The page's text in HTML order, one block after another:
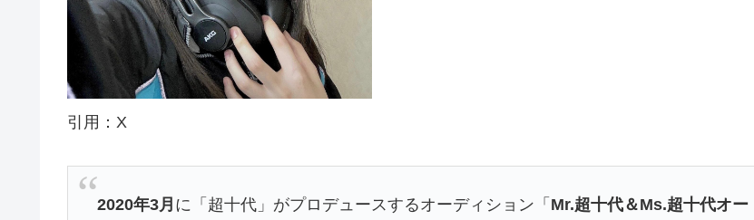
引用：X
2020年3月 に「超十代」がプロデュースするオーディション「 Mr.超十代＆Ms.超十代オー